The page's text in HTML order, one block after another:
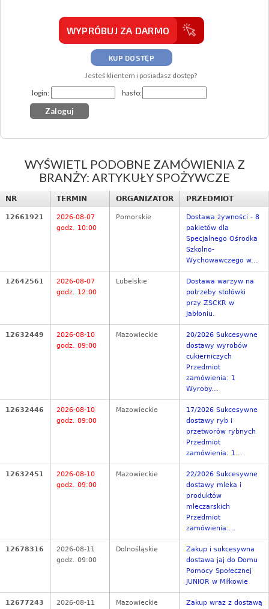
WYPRÓBUJ ZA DARMO
KUP DOSTĘP
Jesteś klientem i posiadasz dostęp?
login:
hasło:
WYŚWIETL PODOBNE ZAMÓWIENIA Z
BRANŻY: ARTYKUŁY SPOŻYWCZE
NR TERMIN ORGANIZATOR PRZEDMIOT
12661921
2026-08-07
godz. 10:00
Pomorskie
Dostawa żywności - 8
pakietów dla
Specjalnego Ośrodka
Szkolno-
Wychowawczego w...
12642561
2026-08-07
godz. 12:00
Lubelskie
Dostawa warzyw na
potrzeby stołówki
przy ZSCKR w
Jabłoniu.
12632449
2026-08-10
godz. 09:00
Mazowieckie
20/2026 Sukcesywne
dostawy wyrobów
cukierniczych
Przedmiot
zamówienia: 1
Wyroby...
12632446
2026-08-10
godz. 09:00
Mazowieckie
17/2026 Sukcesywne
dostawy ryb i
przetworów rybnych
Przedmiot
zamówienia: 1...
12632451
2026-08-10
godz. 09:00
Mazowieckie
22/2026 Sukcesywne
dostawy mleka i
produktów
mleczarskich
Przedmiot
zamówienia:...
12678316
2026-08-11
godz. 09:00
Dolnośląskie
Zakup i sukcesywna
dostawa jaj do Domu
Pomocy Społecznej
JUNIOR w Miłkowie
12677243
2026-08-11
Mazowieckie
Zakup wraz z dostawą